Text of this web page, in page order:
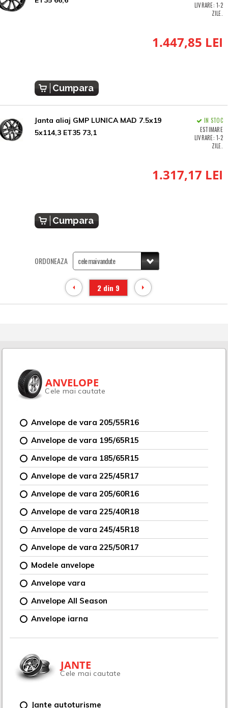
LIVRARE: 1-2
ZILE.
1.447,85 LEI
Cumpara
Janta aliaj GMP LUNICA MAD 7.5x19
5x114,3 ET35 73,1
IN STOC
ESTIMARE
LIVRARE: 1-2
ZILE.
1.317,17 LEI
Cumpara
ORDONEAZA
2 din 9
ANVELOPE
Cele mai cautate
Anvelope de vara 205/55R16
Anvelope de vara 195/65R15
Anvelope de vara 185/65R15
Anvelope de vara 225/45R17
Anvelope de vara 205/60R16
Anvelope de vara 225/40R18
Anvelope de vara 245/45R18
Anvelope de vara 225/50R17
Modele anvelope
Anvelope vara
Anvelope All Season
Anvelope iarna
JANTE
Cele mai cautate
Jante autoturisme